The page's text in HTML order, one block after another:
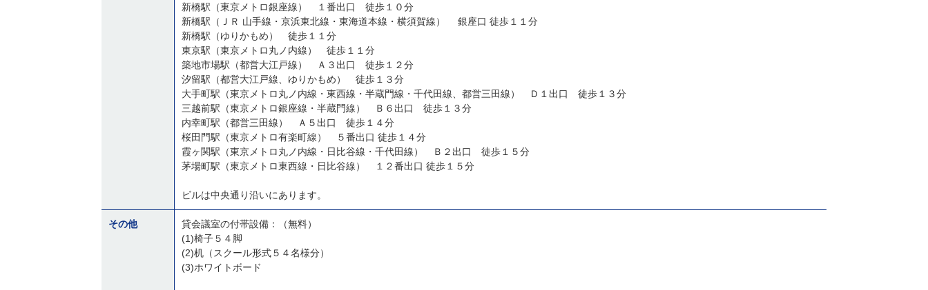
新橋駅（東京メトロ銀座線） １番出口 徒歩１０分
新橋駅（ＪＲ 山手線・京浜東北線・東海道本線・横須賀線） 銀座口 徒歩１１分
新橋駅（ゆりかもめ） 徒歩１１分
東京駅（東京メトロ丸ノ内線） 徒歩１１分
築地市場駅（都営大江戸線） Ａ３出口 徒歩１２分
汐留駅（都営大江戸線、ゆりかもめ） 徒歩１３分
大手町駅（東京メトロ丸ノ内線・東西線・半蔵門線・千代田線、都営三田線） Ｄ１出口 徒歩１３分
三越前駅（東京メトロ銀座線・半蔵門線） Ｂ６出口 徒歩１３分
内幸町駅（都営三田線） Ａ５出口 徒歩１４分
桜田門駅（東京メトロ有楽町線） ５番出口 徒歩１４分
霞ヶ関駅（東京メトロ丸ノ内線・日比谷線・千代田線） Ｂ２出口 徒歩１５分
茅場町駅（東京メトロ東西線・日比谷線） １２番出口 徒歩１５分
ビルは中央通り沿いにあります。
その他
貸会議室の付帯設備：（無料）
(1)椅子５４脚
(2)机（スクール形式５４名様分）
(3)ホワイトボード